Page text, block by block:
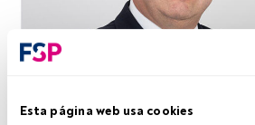
Esta página web usa cookies
Tiempo lectura: 1 min.